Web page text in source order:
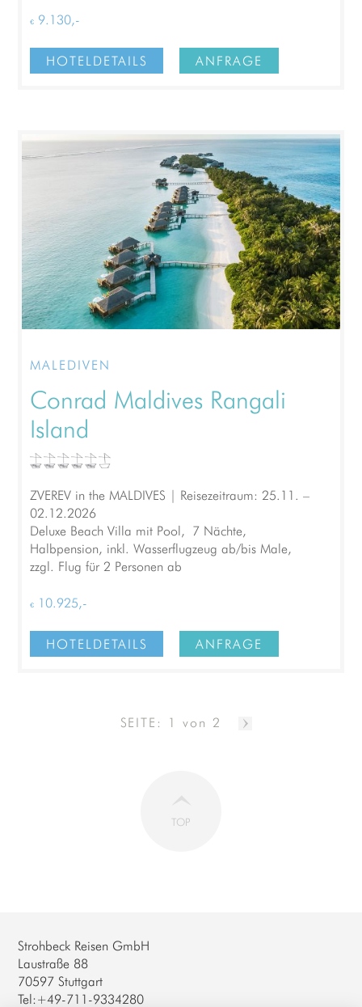
€ 9.130,-
HOTELDETAILS ANFRAGE
MALEDIVEN
Conrad Maldives Rangali
Island
ZVEREV in the MALDIVES | Reisezeitraum: 25.11. –
02.12.2026
Deluxe Beach Villa mit Pool, 7 Nächte,
Halbpension, inkl. Wasserflugzeug ab/bis Male,
zzgl. Flug für 2 Personen ab
€ 10.925,-
HOTELDETAILS ANFRAGE
SEITE: 1 von 2
TOP
Strohbeck Reisen GmbH
Laustraße 88
70597 Stuttgart
Tel:+49-711-9334280